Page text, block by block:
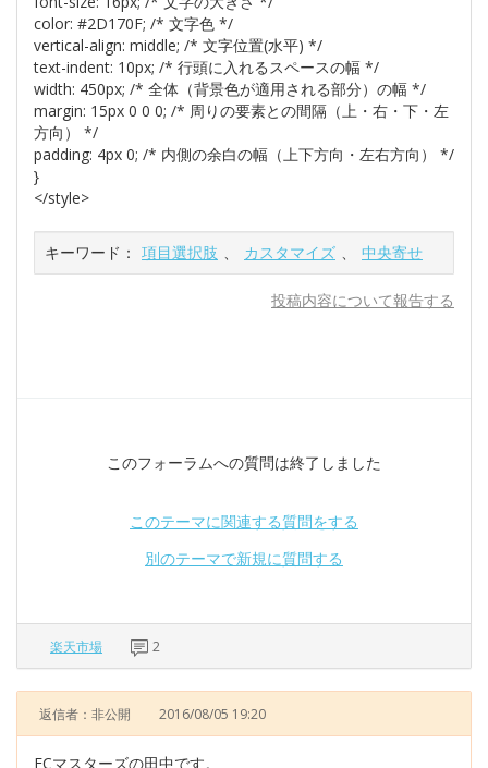
color: #2D170F; /* 文字色 */
vertical-align: middle; /* 文字位置(水平) */
text-indent: 10px; /* 行頭に入れるスペースの幅 */
width: 450px; /* 全体（背景色が適用される部分）の幅 */
margin: 15px 0 0 0; /* 周りの要素との間隔（上・右・下・左
方向） */
padding: 4px 0; /* 内側の余白の幅（上下方向・左右方向） */
}
</style>
キーワード： 項目選択肢 、 カスタマイズ 、 中央寄せ
投稿内容について報告する
このフォーラムへの質問は終了しました
このテーマに関連する質問をする
別のテーマで新規に質問する
楽天市場 2
返信者：非公開 2016/08/05 19:20
ECマスターズの田中です。